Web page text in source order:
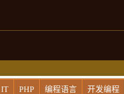
IT PHP 编程语言 开发编程